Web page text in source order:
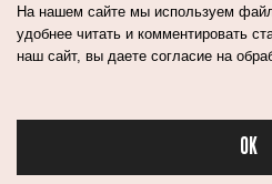
На нашем сайте мы используем
удобнее читать и комментировать
наш сайт, вы даете согласие на
OK